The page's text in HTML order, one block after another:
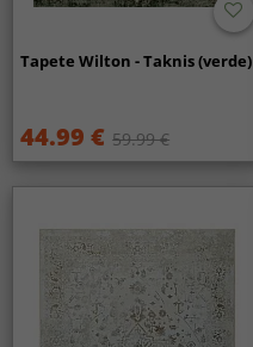
Tapete Wilton - Taknis (verde)
44.99 € 59.99 €